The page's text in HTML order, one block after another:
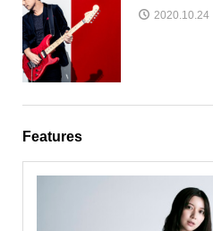
2020.10.24
Features